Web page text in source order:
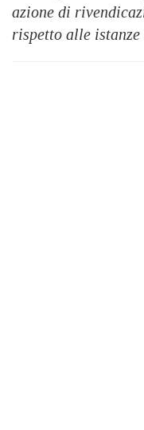
azione di
rispetto alle